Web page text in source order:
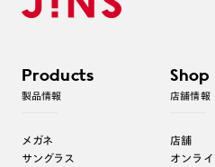
Products
製品情報
メガネ
サングラス
Shop
店舗情報
店舗
オンラ